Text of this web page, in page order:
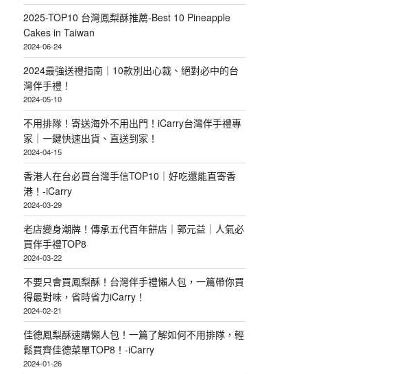
2025-TOP10 台灣鳳梨酥推薦-Best 10 Pineapple
Cakes in Taiwan
2024-06-24
2024最強送禮指南｜10款別出心裁、絕對必中的台
灣伴手禮！
2024-05-10
不用排隊！寄送海外不用出門！iCarry台灣伴手禮專
家｜一鍵快速出貨、直送到家！
2024-04-15
香港人在台必買台灣手信TOP10｜好吃還能直寄香
港！-iCarry
2024-03-29
老店變身潮牌！傳承五代百年餅店｜郭元益｜人氣必
買伴手禮TOP8
2024-03-22
不要只會買鳳梨酥！台灣伴手禮懶人包，一篇帶你買
得最對味，省時省力iCarry！
2024-02-21
佳德鳳梨酥速購懶人包！一篇了解如何不用排隊，輕
鬆買齊佳德菜單TOP8！-iCarry
2024-01-26